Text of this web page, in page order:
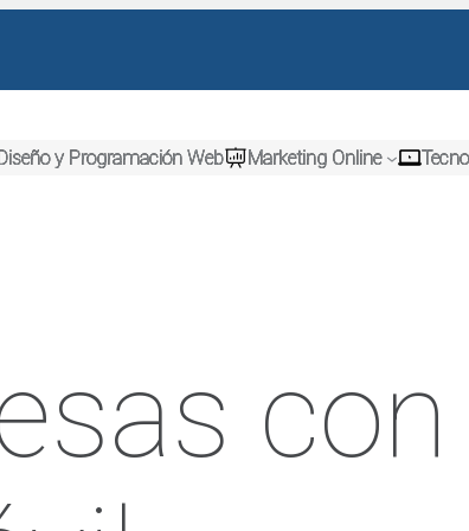
Diseño y Programación Web Marketing Online
con